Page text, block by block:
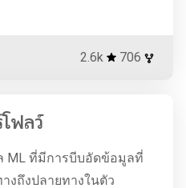
2.6k 706
ฟลว์
ML ที่มีการบีบอัดข้อมูลที่
งถึงปลายทางในตัว